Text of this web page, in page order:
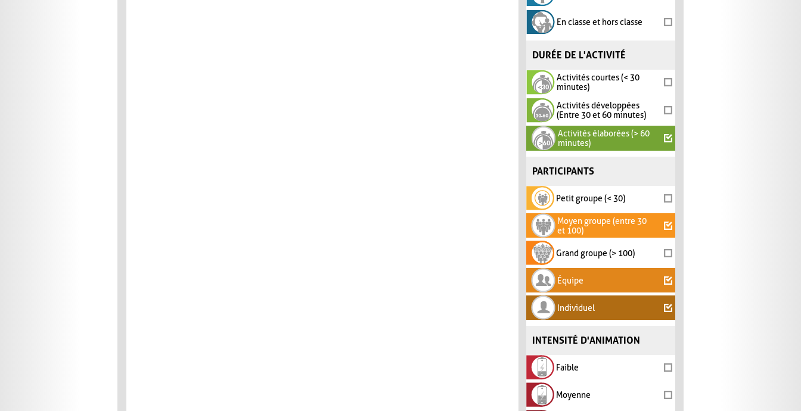
En classe et hors classe
DURÉE DE L'ACTIVITÉ
Activités courtes (< 30
minutes)
Activités développées
(Entre 30 et 60 minutes)
Activités élaborées (> 60
minutes)
PARTICIPANTS
Petit groupe (< 30)
Moyen groupe (entre 30
et 100)
Grand groupe (> 100)
Équipe
Individuel
INTENSITÉ D'ANIMATION
Faible
Moyenne